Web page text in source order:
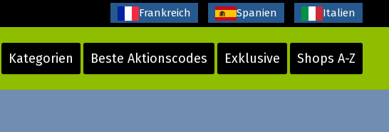
Kategorien Beste Aktionscodes Exklusive Shops A-Z
Frankreich Spanien Italien